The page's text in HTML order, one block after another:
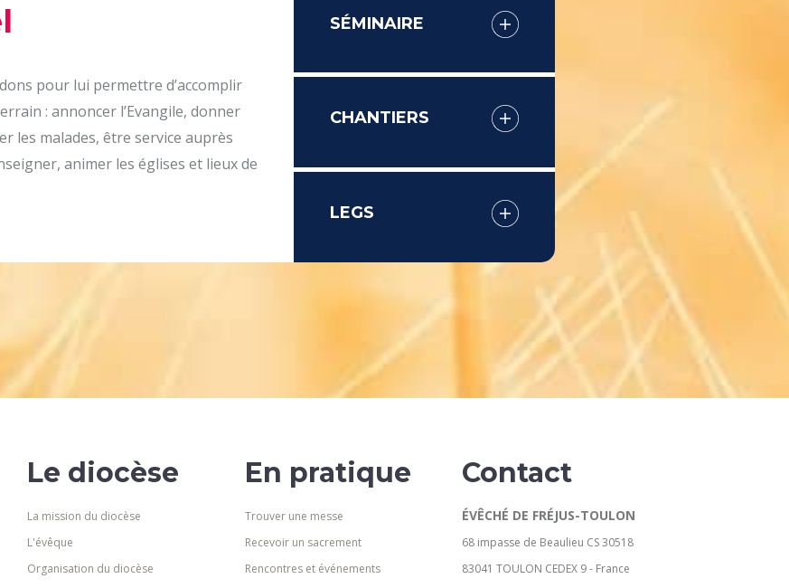
pour lui permettre d’accomplir
: annoncer l’Evangile, donner
les malades, être service auprès
animer les églises et lieux de
SÉMINAIRE
CHANTIERS
LEGS
Le diocèse
La mission du diocèse
L'évêque
Organisation du diocèse
En pratique
Trouver une messe
Recevoir un sacrement
Rencontres et événements
Contact
ÉVÊCHÉ DE FRÉJUS-TOULON
68 impasse de Beaulieu CS 30518
83041 TOULON CEDEX 9 - France